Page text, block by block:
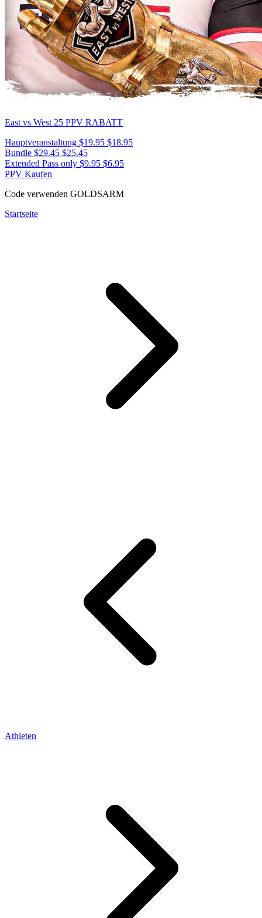
East vs West 25 PPV RABATT
Hauptveranstaltung $19.95 $18.95
Bundle $29.45 $25.45
Extended Pass only $9.95 $6.95
PPV Kaufen
Code verwenden GOLDSARM
Startseite
Athleten